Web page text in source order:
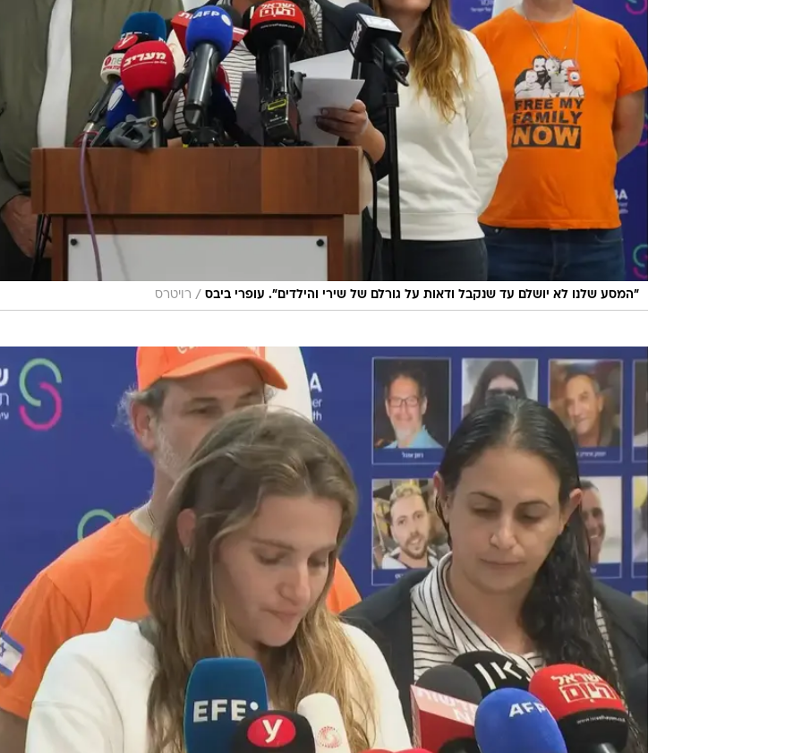
"המסע שלנו לא יושלם עד שנקבל ודאות על גורלם של שירי והילדים". עופרי ביבס / רויטרס